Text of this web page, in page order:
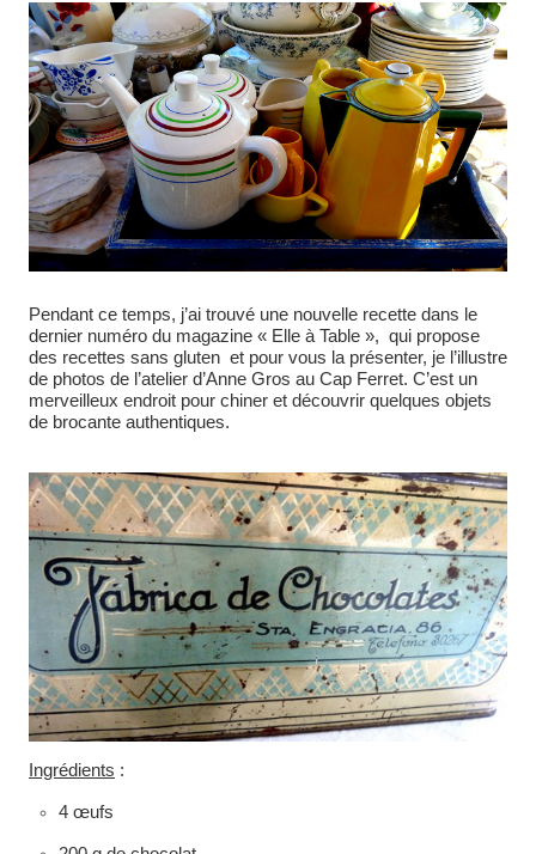
Pendant ce temps, j’ai trouvé une nouvelle recette dans le
dernier numéro du magazine « Elle à Table », qui propose
des recettes sans gluten et pour vous la présenter, je l’illustre
de photos de l’atelier d’Anne Gros au Cap Ferret. C’est un
merveilleux endroit pour chiner et découvrir quelques objets
de brocante authentiques.
Ingrédients :
4 œufs